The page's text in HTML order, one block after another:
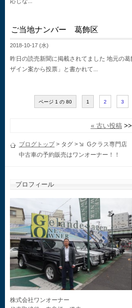
ご当地ナンバー 葛飾区
2018-10-17 (水)
昨日の読売新聞に掲載されてました 地元の
ザイン案から投票」と書かれて...
ページ 1 の 80 1 2 3
« 古い投稿
ブログトップ> タグ >
Gクラス専門店
中古車の予約販売はワンオーナー！！
プロフィール
株式会社ワンオーナー